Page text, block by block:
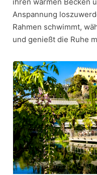
Anspannung
Rahmen schwimmt,
und genießt die Ruhe